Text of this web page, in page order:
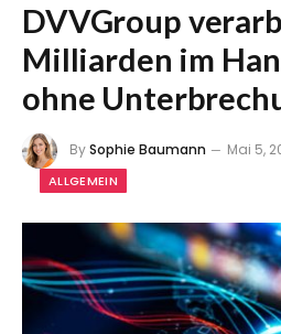
DVVGroup
Milliarden im
ohne
BySophie Baumann Mai 5,
ALLGEMEIN